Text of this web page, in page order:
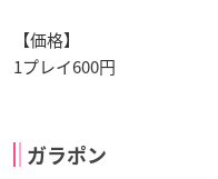
【価格】
1プレイ600円
ガラポン